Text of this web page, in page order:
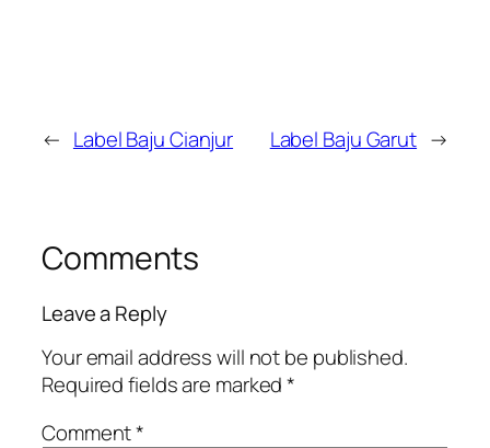
← Label Baju Cianjur Label Baju Garut →
Comments
Leave a Reply
Your email address will not be published.
Required fields are marked*
Comment*